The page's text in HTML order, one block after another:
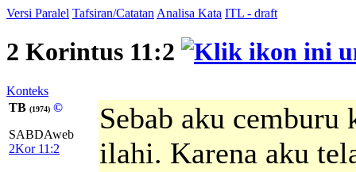
Versi Paralel Tafsiran/Catatan Analisa Kata ITL - draft
2 Korintus 11:2
Konteks
TB (1974) ©
SABDAweb
2Kor 11:2
Sebab aku cemburu
ilahi. Karena aku